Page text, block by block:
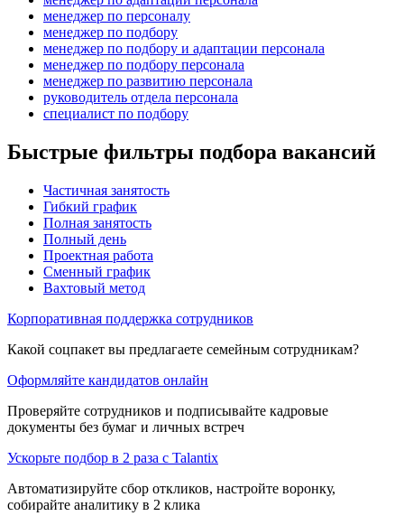
менеджер по персоналу
менеджер по подбору
менеджер по подбору и адаптации персонала
менеджер по подбору персонала
менеджер по развитию персонала
руководитель отдела персонала
специалист по подбору
Быстрые фильтры подбора вакансий
Частичная занятость
Гибкий график
Полная занятость
Полный день
Проектная работа
Сменный график
Вахтовый метод
Корпоративная поддержка сотрудников
Какой соцпакет вы предлагаете семейным сотрудникам?
Оформляйте кандидатов онлайн
Проверяйте сотрудников и подписывайте кадровые
документы без бумаг и личных встреч
Ускорьте подбор в 2 раза с Talantix
Автоматизируйте сбор откликов, настройте воронку,
собирайте аналитику в 2 клика